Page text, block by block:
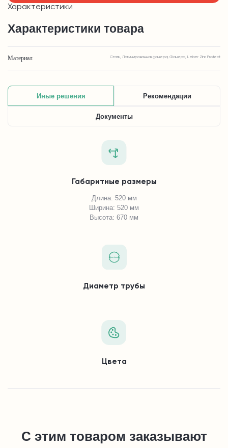
Характеристики
Характеристики товара
Материал Сталь, Ламинированная фанера, Фанера, Leber Zinc Protect
Иные решения Рекомендации
Документы
Габаритные размеры
Длина: 520 мм
Ширина: 520 мм
Высота: 670 мм
Диаметр трубы
Цвета
С этим товаром заказывают